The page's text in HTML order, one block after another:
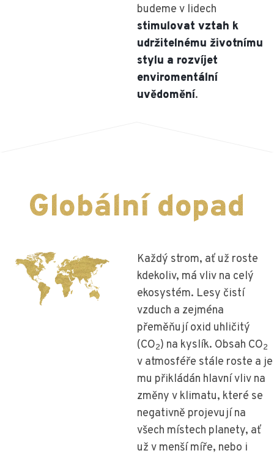
budeme v lidech
stimulovat vztah k
udržitelnému životnímu
stylu a rozvíjet
enviromentální
uvědomění.
Globální dopad
Každý strom, ať už roste
kdekoliv, má vliv na celý
ekosystém. Lesy čistí
vzduch a zejména
přeměňují oxid uhličitý
(CO2) na kyslík. Obsah CO2
v atmosféře stále roste a je
mu přikládán hlavní vliv na
změny v klimatu, které se
negativně projevují na
všech místech planety, ať
už v menší míře, nebo i